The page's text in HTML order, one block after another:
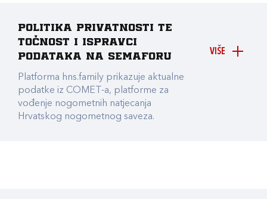
VIŠE
Politika privatnosti te
točnost i ispravci
podataka na Semaforu
Platforma hns.family prikazuje aktualne
podatke iz COMET-a, platforme za
vođenje nogometnih natjecanja
Hrvatskog nogometnog saveza.